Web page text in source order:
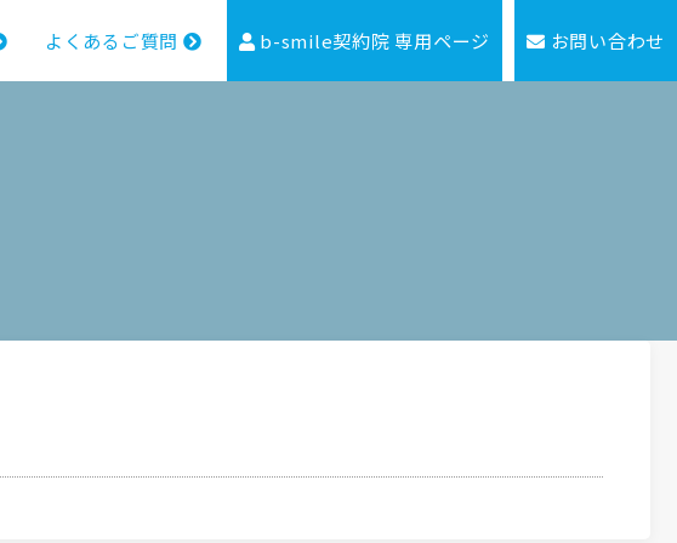
よくあるご質問 b-smile契約院 専用ページ お問い合わせ